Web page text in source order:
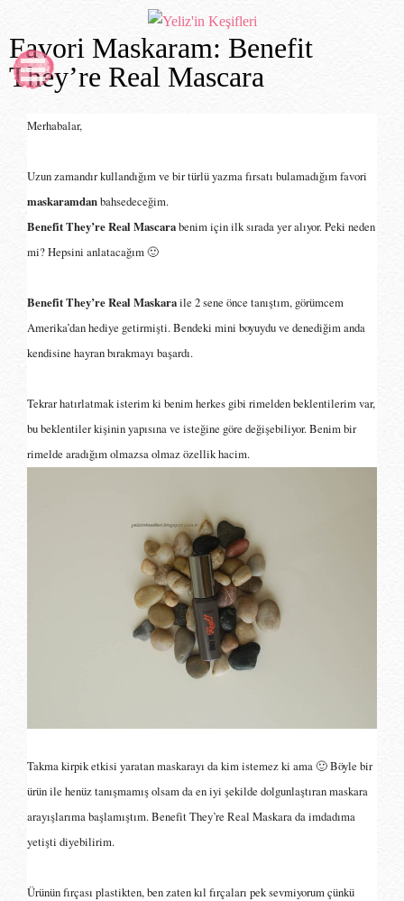
Favori Maskaram: Benefit
They’re Real Mascara
Merhabalar,
Uzun zamandır kullandığım ve bir türlü yazma fırsatı bulamadığım favori
maskaramdanbahsedeceğim.
Benefit They’re Real Mascarabenim için ilk sırada yer alıyor. Peki neden
mi? Hepsini anlatacağım 🙂
Benefit They’re Real Maskaraile 2 sene önce tanıştım, görümcem
Amerika’dan hediye getirmişti. Bendeki mini boyuydu ve denediğim anda
kendisine hayran bırakmayı başardı.
Tekrar hatırlatmak isterim ki benim herkes gibi rimelden beklentilerim var,
bu beklentiler kişinin yapısına ve isteğine göre değişebiliyor. Benim bir
rimelde aradığım olmazsa olmaz özellik hacim.
Takma kirpik etkisi yaratan maskarayı da kim istemez ki ama 🙂 Böyle bir
ürün ile henüz tanışmamış olsam da en iyi şekilde dolgunlaştıran maskara
arayışlarıma başlamıştım. Benefit They’re Real Maskara da imdadıma
yetişti diyebilirim.
Ürünün fırçası plastikten, ben zaten kıl fırçaları pek sevmiyorum çünkü